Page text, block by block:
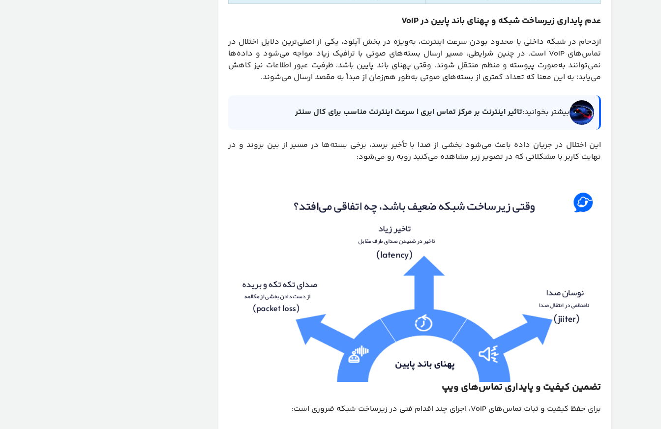
عدم پایداری زیرساخت شبکه و پهنای باند پایین در VoIP
ازدحام در شبکه داخلی یا محدود بودن سرعت اینترنت، به‌ویژه در بخش آپلود، یکی از اصلی‌ترین دلایل اختلال در
تماس‌های VoIP است. در چنین شرایطی، مسیر ارسال بسته‌های صوتی با ترافیک زیاد مواجه می‌شود و داده‌ها
نمی‌توانند به‌صورت پیوسته و منظم منتقل شوند. وقتی پهنای باند پایین باشد، ظرفیت عبور اطلاعات نیز کاهش
می‌یابد؛ به این معنا که تعداد کمتری از بسته‌های صوتی به‌طور هم‌زمان از مبدأ به مقصد ارسال می‌شوند.
بیشتر بخوانید:تاثیر اینترنت بر مرکز تماس ابری | سرعت اینترنت مناسب برای کال سنتر
این اختلال در جریان داده باعث می‌شود بخشی از صدا با تأخیر برسد، برخی بسته‌ها در مسیر از بین بروند و در
نهایت کاربر با مشکلاتی که در تصویر زیر مشاهده می‌کنید روبه رو می‌شود:
تضمین کیفیت و پایداری تماس‌های ویپ
برای حفظ کیفیت و ثبات تماس‌های VoIP، اجرای چند اقدام فنی در زیرساخت شبکه ضروری است: